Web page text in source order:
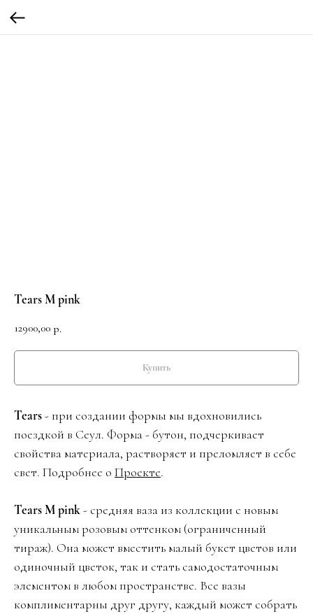
Tears М pink
12900,00 р.
Купить
Tears- при создании формы мы вдохновились
поездкой в Сеул. Форма - бутон, подчеркивает
свойства материала, растворяет и преломляет в себе
свет. Подробнее о Проекте.
Tears Мpink- средняя ваза из коллекции с новым
уникальным розовым оттенком (ограниченный
тираж). Она может вместить малый букет цветов или
одиночный цветок, так и стать самодостаточным
элементом в любом пространстве. Все вазы
комплиментарны друг другу, каждый может собрать